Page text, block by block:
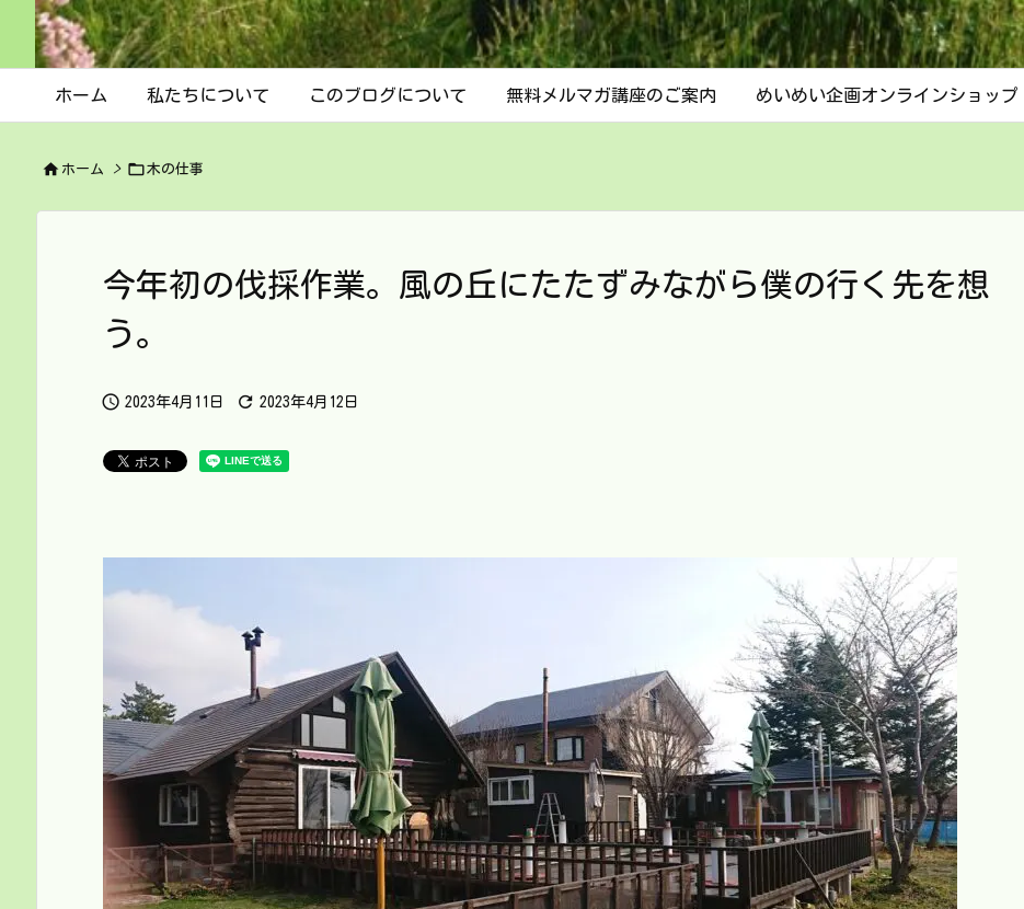
ホーム 私たちについて このブログについて 無料メルマガ講座のご案内 めいめい企画オンラインショップ
 ホーム > 木の仕事
今年初の伐採作業。風の丘にたたずみながら僕の行く先を想
う。
 2023年4月11日  2023年4月12日